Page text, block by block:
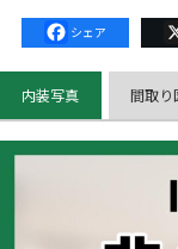
内装写真 間取り